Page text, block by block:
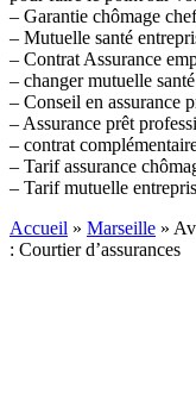
– Garantie chômage
– Mutuelle santé
– Contrat Assurance
– changer mutuelle
– Conseil en assurance
– Assurance prêt
– contrat
– Tarif assurance
– Tarif mutuelle
Accueil » Marseille »
: Courtier d’assurances